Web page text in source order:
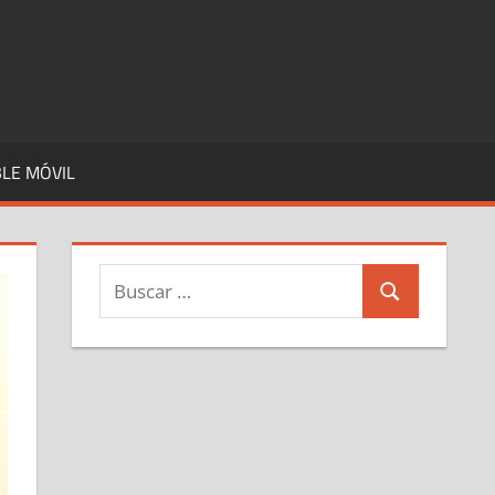
MÓVIL
Buscar:
Buscar